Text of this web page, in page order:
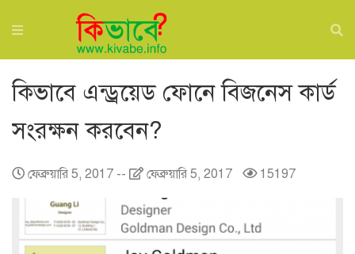
কিভাবে এন্ড্রয়েড ফোনে বিজনেস কার্ড
সংরক্ষন করবেন?
ফেব্রুয়ারি 5, 2017 -- ফেব্রুয়ারি 5, 2017 15197